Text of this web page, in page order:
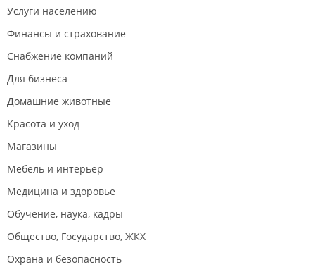
Услуги населению
Финансы и страхование
Снабжение компаний
Для бизнеса
Домашние животные
Красота и уход
Магазины
Мебель и интерьер
Медицина и здоровье
Обучение, наука, кадры
Общество, Государство, ЖКХ
Охрана и безопасность